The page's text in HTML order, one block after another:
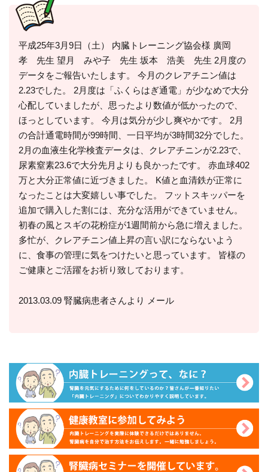
平成25年3月9日（土） 内臓トレーニング協会様 廣岡
孝 先生 望月 みや子 先生 坂本 浩美 先生 2月度の
データをご報告いたします。 今月のクレアチニン値は
2.23でした。 2月度は「ふくらはぎ通電」が少なめで大分
心配していましたが、思ったより数値が低かったので、
ほっとしています。 今月は気分が少し爽やかです。 2月
の合計通電時間が99時間、一日平均が3時間32分でした。
2月の血液生化学検査データは、クレアチニンが2.23で、
尿素窒素23.6で大分先月よりも良かったです。 赤血球402
万と大分正常値に近づきました。 K値と血清鉄が正常に
なったことは大変嬉しい事でした。 フットスキッパーを
追加で購入した割には、充分な活用ができていません。
初春の風とスギの花粉症が1週間前から急に増えました。
多忙が、クレアチニン値上昇の言い訳にならないよう
に、食事の管理に気をつけたいと思っています。 皆様の
ご健康とご活躍をお祈り致しております。
2013.03.09 腎臓病患者さんより メール